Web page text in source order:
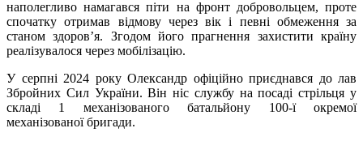
наполегливо намагався піти на фронт добровольцем, проте
спочатку отримав відмову через вік і певні обмеження за
станом здоров’я. Згодом його прагнення захистити країну
реалізувалося через мобілізацію.
У серпні 2024 року Олександр офіційно приєднався до лав
Збройних Сил України. Він ніс службу на посаді стрільця у
складі 1 механізованого батальйону 100-ї окремої
механізованої бригади.